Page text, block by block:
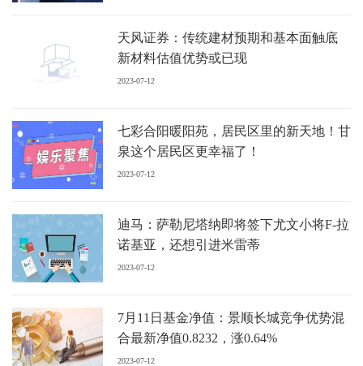
天风证券：传统建材预期和基本面触底
新材料估值优势或已现
2023-07-12
七彩合阳暖阳苑，居民区里的新天地！甘
泉这个居民区更幸福了！
2023-07-12
迪马：萨勒尼塔纳即将签下尤文小将F-拉
诺基亚，还想引进米雷蒂
2023-07-12
7月11日基金净值：景顺长城竞争优势混
合最新净值0.8232，涨0.64%
2023-07-12